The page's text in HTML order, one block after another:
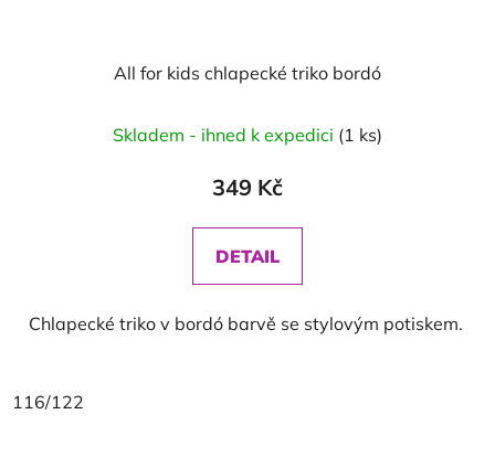
All for kids chlapecké triko bordó
Skladem - ihned k expedici (1 ks)
349 Kč
DETAIL
Chlapecké triko v bordó barvě se stylovým potiskem.
116/122